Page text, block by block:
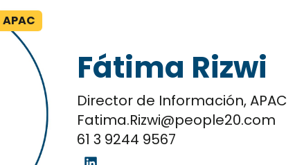
APAC
Fátima Rizwi
Director de Información, APAC
Fatima.Rizwi@people20.com
61 3 9244 9567